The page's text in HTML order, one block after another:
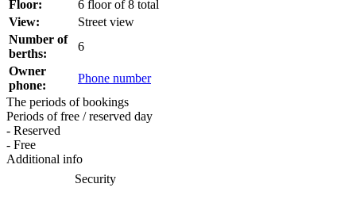
Floor:
6 floor of 8 total
View:
Street view
Number of
berths:
6
Owner
phone:
Phone number
The periods of bookings
Periods of free / reserved day
- Reserved
- Free
Additional info
Security